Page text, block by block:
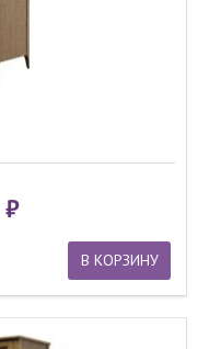
В КОРЗИНУ